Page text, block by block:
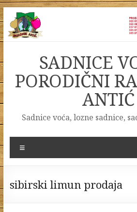
Skip
to
content
SADNICE
PORODIČNI
ANTIĆ
Sadnice voća, lozne sadnice,
sibirski limun prodaja